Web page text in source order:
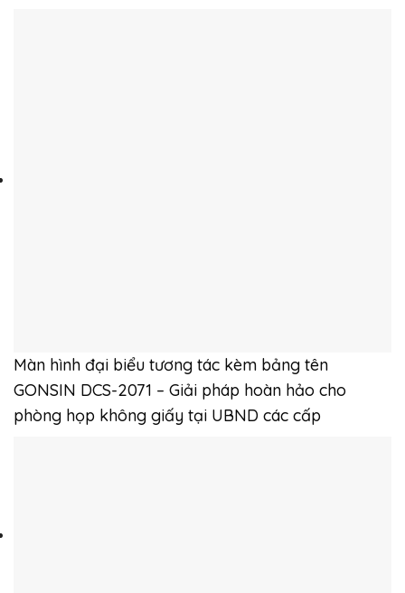
Màn hình đại biểu tương tác kèm bảng tên
GONSIN DCS-2071 – Giải pháp hoàn hảo cho
phòng họp không giấy tại UBND các cấp